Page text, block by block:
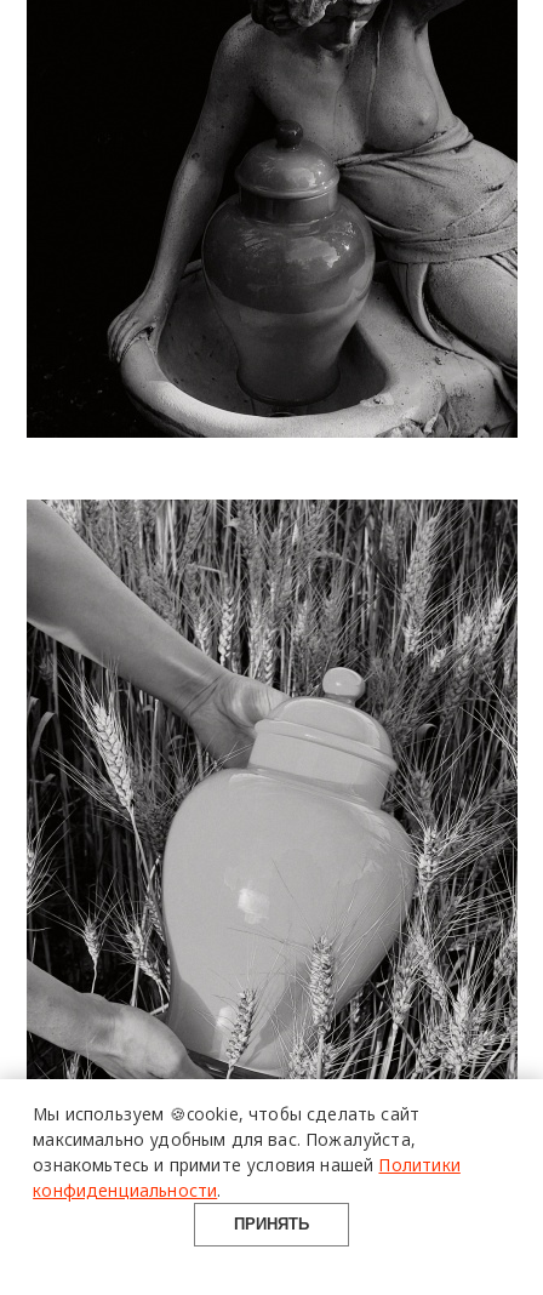
более 20 тысяч
специалистов читают
и архитектуру
в Telegram канале
Design Mate
Мы используем 🍪cookie, чтобы сделать сайт
максимально удобным для вас. Пожалуйста,
ознакомьтесь и примите условия нашей Политики
конфиденциальности.
ПРИНЯТЬ